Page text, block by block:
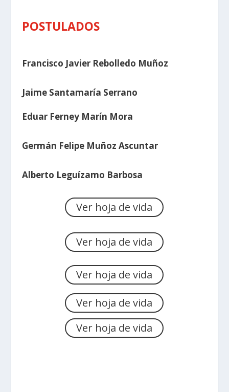
POSTULADOS
Francisco Javier Rebolledo Muñoz
Jaime Santamaría Serrano
Eduar Ferney Marín Mora
Germán Felipe Muñoz Ascuntar
Alberto Leguízamo Barbosa
Ver hoja de vida
Ver hoja de vida
Ver hoja de vida
Ver hoja de vida
Ver hoja de vida